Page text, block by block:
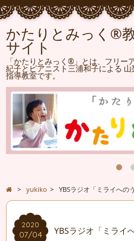
かたりとみっく®
サイト
「かたりとみっく®」とは、フリー
紀子とピアニスト三浦和子による
指導教室です。
> yukiko > YBSラジオ「ミライへの
2020
07/04 YBSラジオ「ミライ